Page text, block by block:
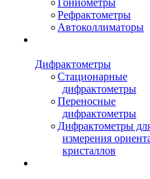
Гониометры
Рефрактометры
Автоколлиматоры
Дифрактометры
Стационарные
дифрактометры
Переносные
дифрактометры
Дифрактометры
измерения
кристаллов